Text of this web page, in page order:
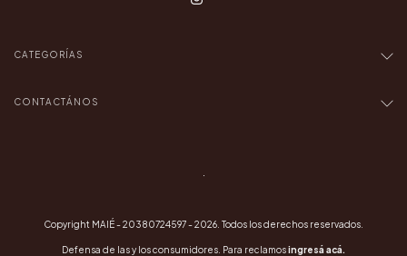
CATEGORÍAS
CONTACTÁNOS
.
Copyright MAIÉ - 20380724597 - 2026. Todos los derechos reservados.
Defensa de las y los consumidores. Para reclamosingresá acá.